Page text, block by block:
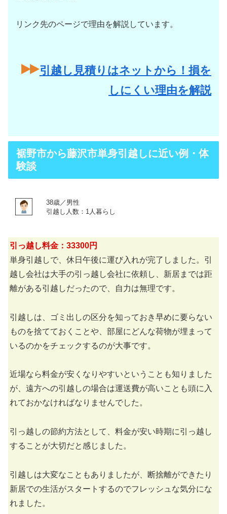
リンク先のページで理由を解説しています。
引越し見積りはネットから！損を
しにくい理由を解説
裾野市から藤沢市単身引越しに近い例・体
験談
38歳／男性
引越し人数：1人暮らし
引っ越し料金：33300円
単身引越しで、休日午後に運び入れが完了しました。引
越し会社は大手の引っ越し会社に依頼し、新居までは距
離がある引越しだったので、自力は無理です。
引越しは、ゴミ出しの区分を知っておき早めに要らない
ものを捨てておくことや、部屋にどんな荷物が埋まって
いるのかをチェックするのが大事です。
近場なら料金が安くなりやすいということも知りました
が、遠方への引越しの場合は運送費が高いことも頭に入
れておかなければなりませんでした。
引っ越しの節約方法として、料金が安い時期に引っ越し
することが大切だと感じました。
引越しは大変なこともありましたが、断捨離ができたり
新居での生活がスタートするのでフレッシュな気分にな
れました。